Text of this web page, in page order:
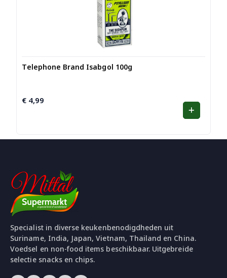
Telephone Brand Isabgol 100g
€ 4,99
Specialist in diverse keukenbenodigdheden uit
Suriname, India, Japan, Vietnam, Thailand en China.
Voedsel en non-food items beschikbaar. Uitgebreide
selectie snacks en chips.